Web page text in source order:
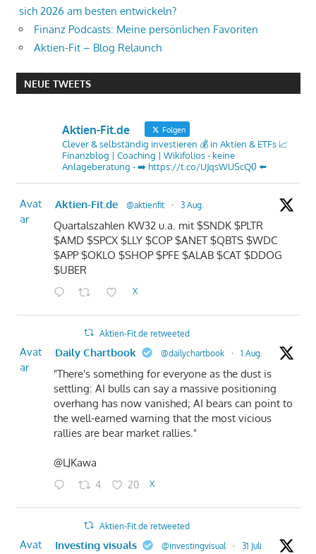
sich 2026 am besten entwickeln?
Finanz Podcasts: Meine persönlichen Favoriten
Aktien-Fit – Blog Relaunch
NEUE TWEETS
Aktien-Fit.de Folgen
Clever & selbständig investieren 💰 in Aktien & ETFs 📈
Finanzblog | Coaching | Wikifolios - keine
Anlageberatung - ➡️ https://t.co/UJqsWUScQ0 ⬅️
Avat
ar
Aktien-Fit.de @aktienfit · 3 Aug.
Quartalszahlen KW32 u.a. mit $SNDK $PLTR
$AMD $SPCX $LLY $COP $ANET $QBTS $WDC
$APP $OKLO $SHOP $PFE $ALAB $CAT $DDOG
$UBER
X
Aktien-Fit.de retweeted
Avat
ar
Daily Chartbook @dailychartbook · 1 Aug.
"There's something for everyone as the dust is
settling: AI bulls can say a massive positioning
overhang has now vanished; AI bears can point to
the well-earned warning that the most vicious
rallies are bear market rallies."
@LJKawa
4 20 X
Aktien-Fit.de retweeted
Avat
Investing visuals @investingvisual · 31 Juli